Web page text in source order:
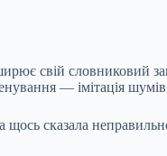
свій словниковий
— імітація
сказала